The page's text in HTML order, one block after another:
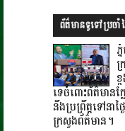
ព័ត៌មានទូទៅប្រចាំថ្
ភ្
ទេចំពោះព័ត៌មានក្
នឹងប្រព្រឹត្តទៅនាថ្
ក្រសួងព័ត៌មាន។